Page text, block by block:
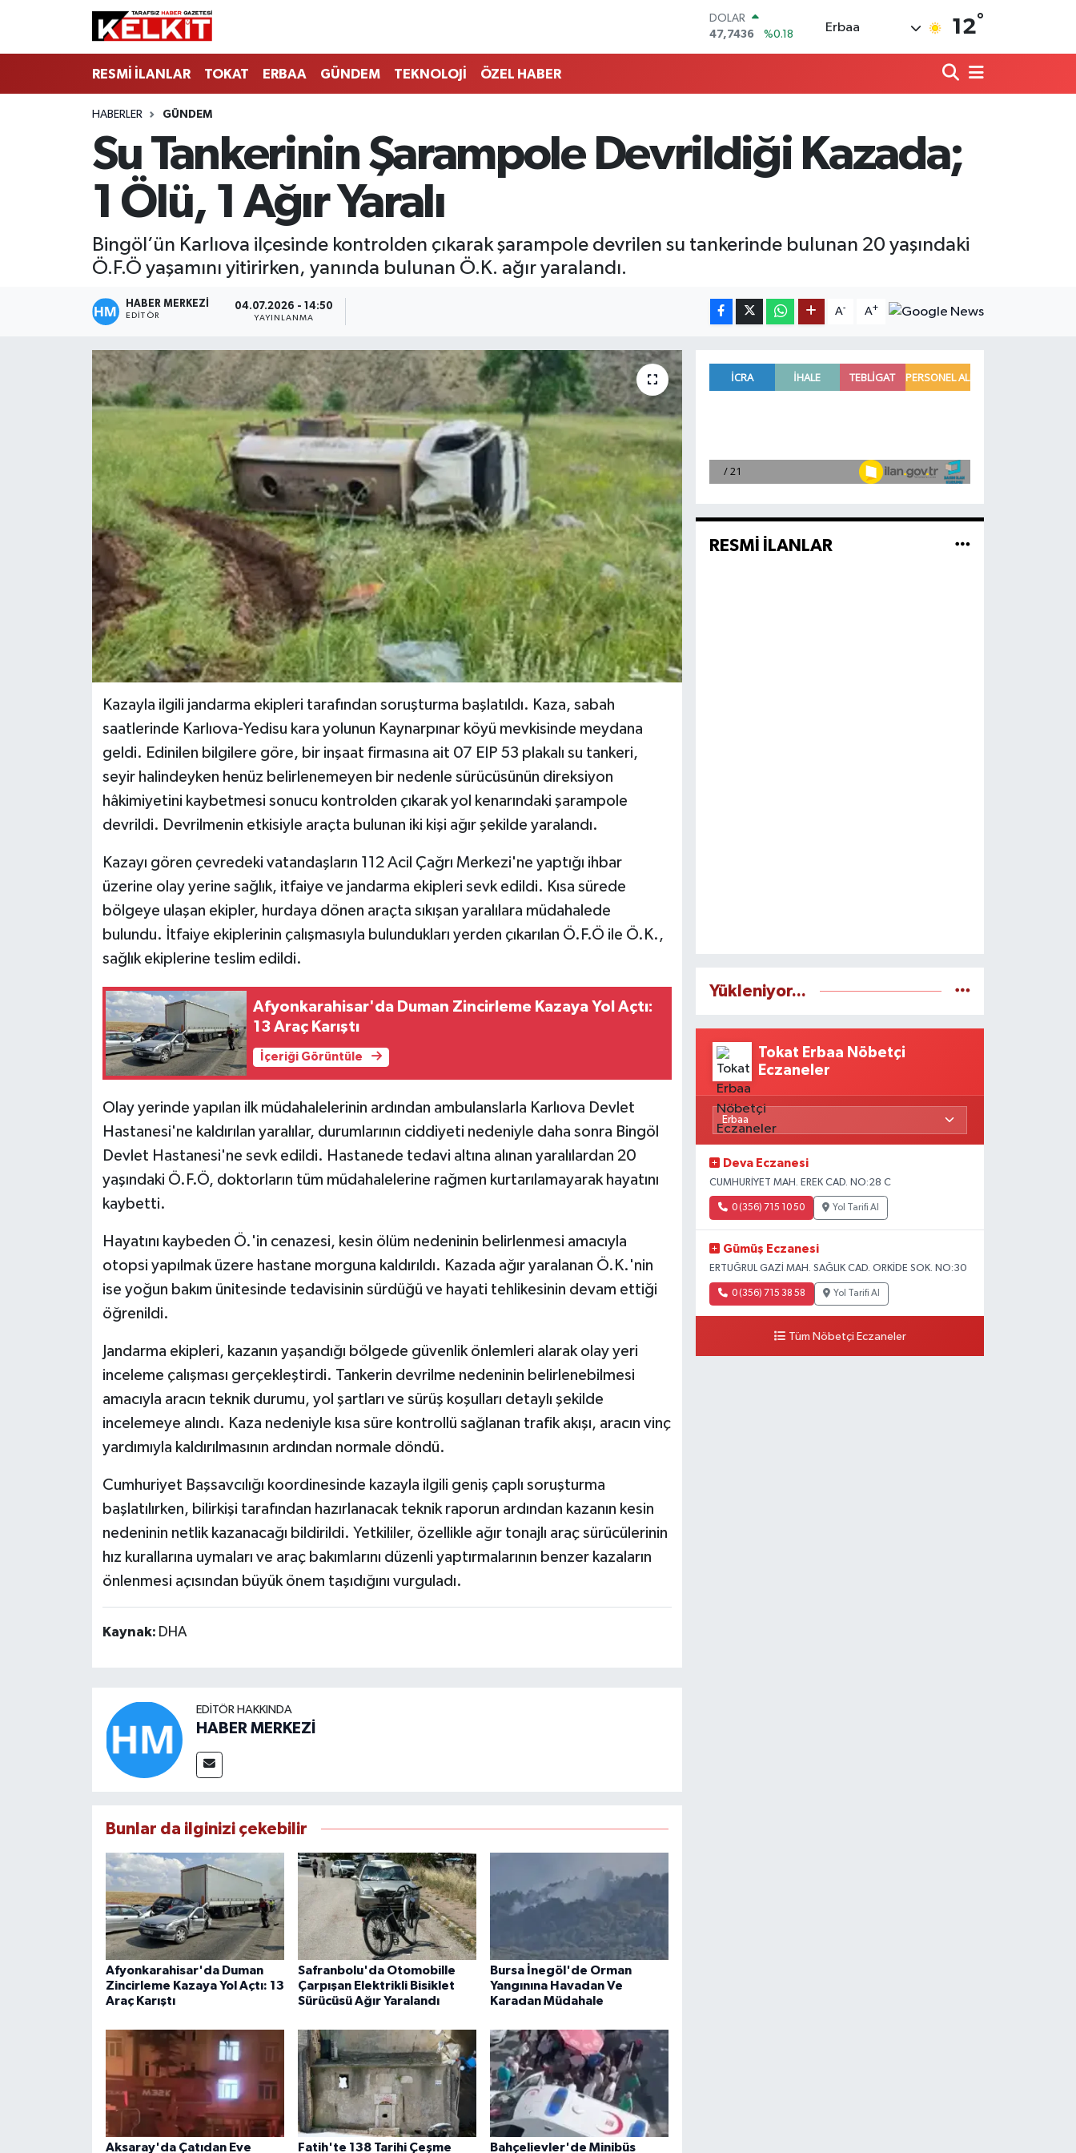
DOLAR
47,7436
%0.18
BİST100
13.779
%-14
BITCOIN
Erbaa 12°
RESMİ İLANLAR TOKAT ERBAA GÜNDEM TEKNOLOJİ ÖZEL HABER
HABERLER GÜNDEM
Su Tankerinin Şarampole Devrildiği Kazada;
1 Ölü, 1 Ağır Yaralı
Bingöl’ün Karlıova ilçesinde kontrolden çıkarak şarampole devrilen su tankerinde bulunan 20 yaşındaki
Ö.F.Ö yaşamını yitirirken, yanında bulunan Ö.K. ağır yaralandı.
HABER MERKEZİ
EDITÖR
04.07.2026 - 14:50
YAYINLANMA
A- A+
Kazayla ilgili jandarma ekipleri tarafından soruşturma başlatıldı. Kaza, sabah
saatlerinde Karlıova-Yedisu kara yolunun Kaynarpınar köyü mevkisinde meydana
geldi. Edinilen bilgilere göre, bir inşaat firmasına ait 07 EIP 53 plakalı su tankeri,
seyir halindeyken henüz belirlenemeyen bir nedenle sürücüsünün direksiyon
hâkimiyetini kaybetmesi sonucu kontrolden çıkarak yol kenarındaki şarampole
devrildi. Devrilmenin etkisiyle araçta bulunan iki kişi ağır şekilde yaralandı.
Kazayı gören çevredeki vatandaşların 112 Acil Çağrı Merkezi'ne yaptığı ihbar
üzerine olay yerine sağlık, itfaiye ve jandarma ekipleri sevk edildi. Kısa sürede
bölgeye ulaşan ekipler, hurdaya dönen araçta sıkışan yaralılara müdahalede
bulundu. İtfaiye ekiplerinin çalışmasıyla bulundukları yerden çıkarılan Ö.F.Ö ile Ö.K.,
sağlık ekiplerine teslim edildi.
Afyonkarahisar'da Duman Zincirleme Kazaya Yol Açtı:
13 Araç Karıştı
İçeriği Görüntüle
Olay yerinde yapılan ilk müdahalelerinin ardından ambulanslarla Karlıova Devlet
Hastanesi'ne kaldırılan yaralılar, durumlarının ciddiyeti nedeniyle daha sonra Bingöl
Devlet Hastanesi'ne sevk edildi. Hastanede tedavi altına alınan yaralılardan 20
yaşındaki Ö.F.Ö, doktorların tüm müdahalelerine rağmen kurtarılamayarak hayatını
kaybetti.
Hayatını kaybeden Ö.'in cenazesi, kesin ölüm nedeninin belirlenmesi amacıyla
otopsi yapılmak üzere hastane morguna kaldırıldı. Kazada ağır yaralanan Ö.K.'nin
ise yoğun bakım ünitesinde tedavisinin sürdüğü ve hayati tehlikesinin devam ettiği
öğrenildi.
Jandarma ekipleri, kazanın yaşandığı bölgede güvenlik önlemleri alarak olay yeri
inceleme çalışması gerçekleştirdi. Tankerin devrilme nedeninin belirlenebilmesi
amacıyla aracın teknik durumu, yol şartları ve sürüş koşulları detaylı şekilde
incelemeye alındı. Kaza nedeniyle kısa süre kontrollü sağlanan trafik akışı, aracın vinç
yardımıyla kaldırılmasının ardından normale döndü.
Cumhuriyet Başsavcılığı koordinesinde kazayla ilgili geniş çaplı soruşturma
başlatılırken, bilirkişi tarafından hazırlanacak teknik raporun ardından kazanın kesin
nedeninin netlik kazanacağı bildirildi. Yetkililer, özellikle ağır tonajlı araç sürücülerinin
hız kurallarına uymaları ve araç bakımlarını düzenli yaptırmalarının benzer kazaların
önlenmesi açısından büyük önem taşıdığını vurguladı.
Kaynak: DHA
EDITÖR HAKKINDA
HABER MERKEZİ
Bunlar da ilginizi çekebilir
Afyonkarahisar'da Duman
Zincirleme Kazaya Yol Açtı: 13
Araç Karıştı
Safranbolu'da Otomobille
Çarpışan Elektrikli Bisiklet
Sürücüsü Ağır Yaralandı
Bursa İnegöl'de Orman
Yangınına Havadan Ve
Karadan Müdahale
Aksaray'da Çatıdan Eve
Fatih'te 138 Tarihi Çeşme
Bahçelievler'de Minibüs
RESMİ İLANLAR
Yükleniyor...
Tokat Erbaa Nöbetçi
Eczaneler
Deva Eczanesi
CUMHURİYET MAH. EREK CAD. NO:28 C
0 (356) 715 10 50 Yol Tarifi Al
Gümüş Eczanesi
ERTUĞRUL GAZİ MAH. SAĞLIK CAD. ORKİDE SOK. NO:30
0 (356) 715 38 58 Yol Tarifi Al
Tüm Nöbetçi Eczaneler